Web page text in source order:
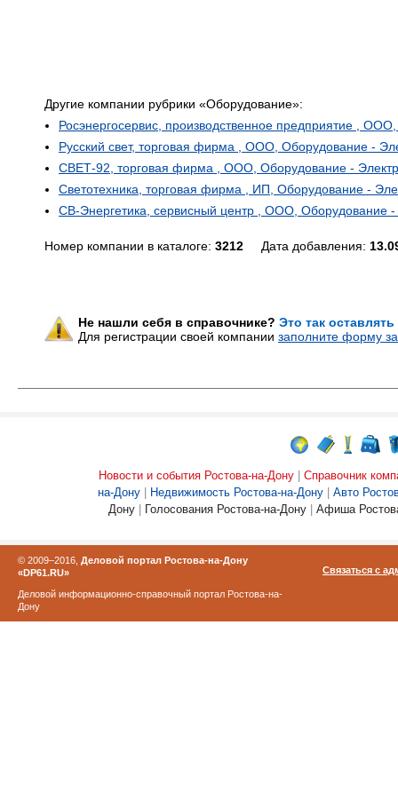
Другие компании рубрики «Оборудование»:
Росэнергосервис, производственное предприятие ,
Русский свет, торговая фирма , ООО, Оборудование -
СВЕТ-92, торговая фирма , ООО, Оборудование -
Светотехника, торговая фирма , ИП, Оборудование -
СВ-Энергетика, сервисный центр , ООО, Оборудование -
Номер компании в каталоге: 3212 Дата добавления:
Не нашли себя в справочнике? Это так
Для регистрации своей компании заполните форму
Новости и события Ростова-на-Дону
Справочник
на-Дону
Недвижимость Ростова-на-Дону
Авто
Дону
Голосования Ростова-на-Дону Афиша
© 2009–2016, Деловой портал Ростова-на-Дону
«DP61.RU»
Деловой информационно-справочный портал Ростова-на-
Дону
Связаться с